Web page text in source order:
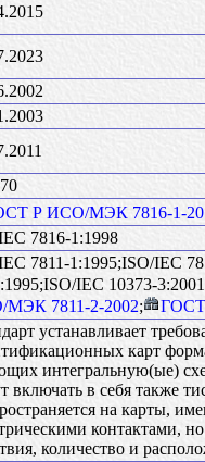
Р ИСО/МЭК 7816-1-
7816-1:1998
7811-1:1995;ISO/IEC
IEC 10373-
7811-2-2002; ГОСТ
устанавливает
карт
интегральную(ые)
включать в себя также
на карты,
контактами,
количество и